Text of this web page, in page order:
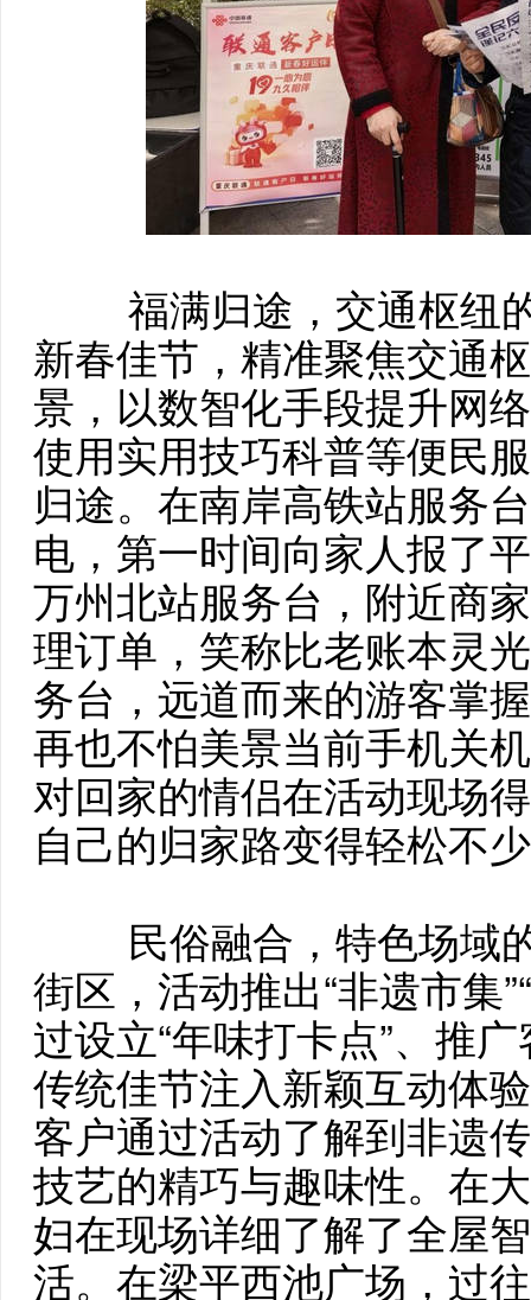
福满归途，交通枢纽
新春佳节，精准聚焦交通
景，以数智化手段提升网
使用实用技巧科普等便民
归途。在南岸高铁站服务
电，第一时间向家人报了
万州北站服务台，附近商
理订单，笑称比老账本灵
务台，远道而来的游客掌
再也不怕美景当前手机关
对回家的情侣在活动现场
自己的归家路变得轻松不
民俗融合，特色场域
街区，活动推出“非遗市集
过设立“年味打卡点”、推
传统佳节注入新颖互动体
客户通过活动了解到非遗
技艺的精巧与趣味性。在
妇在现场详细了解了全屋
活。在梁平西池广场，过